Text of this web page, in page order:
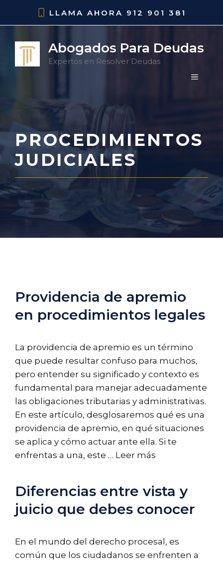
LLAMA AHORA 912 901 381
Abogados Para Deudas
Expertos en Resolver Deudas
MENÚ
PROCEDIMIENTOS
JUDICIALES
Providencia de apremio
en procedimientos legales
La providencia de apremio es un término
que puede resultar confuso para muchos,
pero entender su significado y contexto es
fundamental para manejar adecuadamente
las obligaciones tributarias y administrativas.
En este artículo, desglosaremos qué es una
providencia de apremio, en qué situaciones
se aplica y cómo actuar ante ella. Si te
enfrentas a una, este … Leer más
Diferencias entre vista y
juicio que debes conocer
En el mundo del derecho procesal, es
común que los ciudadanos se enfrenten a